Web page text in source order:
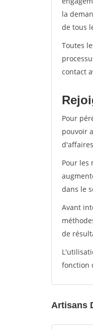
la
de tous
Toutes
contact
Pour
pouvoir
Pour les
dans le
Avant
de
fonction
Artisans